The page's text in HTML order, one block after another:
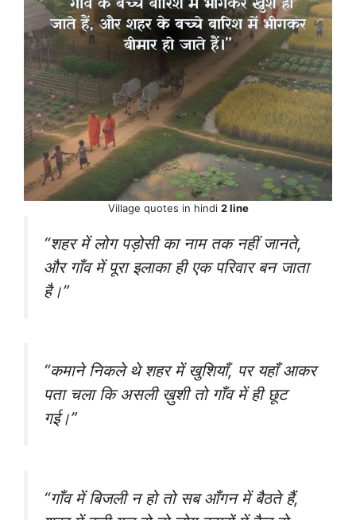
Village quotes in hindi 2 line
“शहर में लोग पड़ोसी का नाम तक नहीं जानते,
और गाँव में पूरा इलाका ही एक परिवार बन जाता
है।”
“कमाने निकले थे शहर में खुशियाँ, पर यहाँ आकर
पता चला कि असली ख़ुशी तो गाँव में ही छूट
गई।”
“गाँव में बिजली न हो तो सब आँगन में बैठते हैं,